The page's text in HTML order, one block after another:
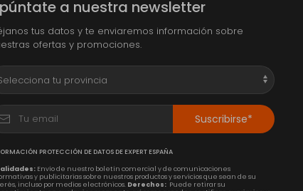
a nuestra newsletter
tus datos y te enviaremos información sobre
ofertas y promociones.
Suscribirse*
PROTECCIÓN DE DATOS DE EXPERT ESPAÑA
Envío de nuestro boletín comercial y de comunicaciones
y publicitarias sobre nuestros productos y servicios que sean de su
incluso por medios electrónicos. Derechos:Puede retirar su